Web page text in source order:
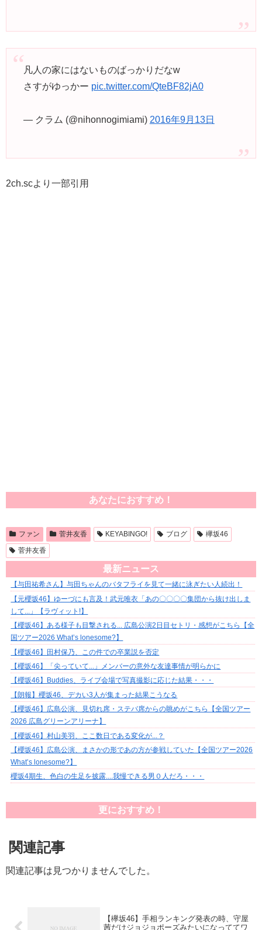
凡人の家にはないものばっかりだなw
さすがゆっかー pic.twitter.com/QteBF82jA0
— クラム (@nihonnogimiami) 2016年9月13日
2ch.scより一部引用
あなたにおすすめ！
ファン 菅井友香 KEYABINGO! ブログ
欅坂46
菅井友香
最新ニュース
【与田祐希さん】与田ちゃんのバタフライを見て一緒に泳ぎたい人続出！
【元櫻坂46】ゆーづにも言及！武元唯衣「あの〇〇〇〇集団から抜け出しま
して...」【ラヴィット!】
【櫻坂46】ある様子も目撃される... 広島公演2日目セトリ・感想がこちら【全
国ツアー2026 What’s lonesome?】
【櫻坂46】田村保乃、この件での卒業説を否定
【櫻坂46】「尖っていて...」メンバーの意外な友達事情が明らかに
【櫻坂46】Buddies、ライブ会場で写真撮影に応じた結果・・・
【朗報】櫻坂46、デカい3人が集まった結果こうなる
【櫻坂46】広島公演、見切れ席・ステバ席からの眺めがこちら【全国ツアー
2026 広島グリーンアリーナ】
【櫻坂46】村山美羽、ここ数日である変化が...？
【櫻坂46】広島公演、まさかの形であの方が参戦していた【全国ツアー2026
What’s lonesome?】
櫻坂4期生、色白の生足を披露....我慢できる男０人だろ・・・
更におすすめ！
関連記事
関連記事は見つかりませんでした。
【欅坂46】手相ランキング発表の時、守屋
茜だけジョジョポーズみたいになっててワ